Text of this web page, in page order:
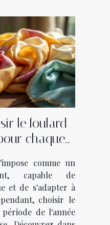
le foulard
chaque
comme un
capable de
et de s'adapter à
choisir le
de l'année